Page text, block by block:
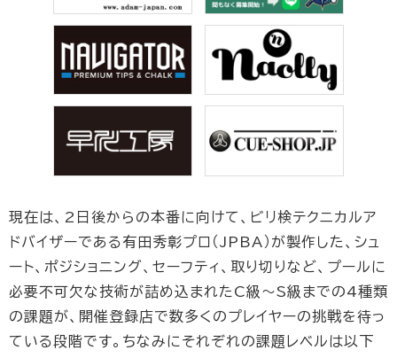
現在は、2日後からの本番に向けて、ビリ検テクニカルア
ドバイザーである有田秀彰プロ（JPBA）が製作した、シュ
ート、ポジショニング、セーフティ、取り切りなど、プールに
必要不可欠な技術が詰め込まれたC級〜S級までの4種類
の課題が、開催登録店で数多くのプレイヤーの挑戦を待っ
ている段階です。ちなみにそれぞれの課題レベルは以下